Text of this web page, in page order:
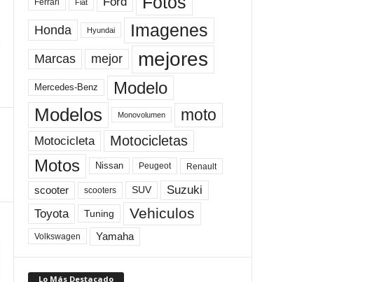
Ferrari Fiat
Honda Hyundai Imagenes
Marcas mejor mejores
Mercedes-Benz Modelo
Modelos Monovolumen moto
Motocicleta Motocicletas
Motos Nissan Peugeot Renault
scooter scooters SUV Suzuki
Toyota Tuning Vehiculos
Volkswagen Yamaha
Lo Más Destacado